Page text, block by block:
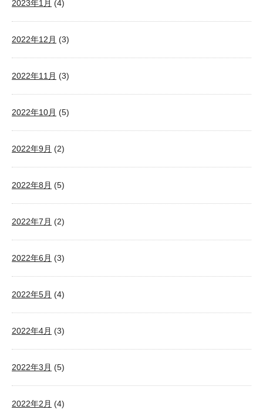
2023年1月 (4)
2022年12月 (3)
2022年11月 (3)
2022年10月 (5)
2022年9月 (2)
2022年8月 (5)
2022年7月 (2)
2022年6月 (3)
2022年5月 (4)
2022年4月 (3)
2022年3月 (5)
2022年2月 (4)